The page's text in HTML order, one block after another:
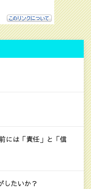
には「責任」と「信
したいか？